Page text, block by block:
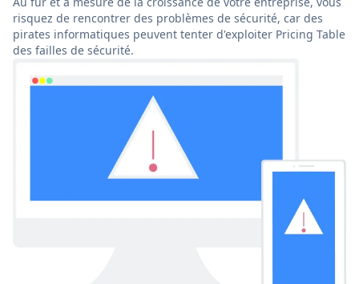
risquez de rencontrer des problèmes de sécurité, car des
pirates informatiques peuvent tenter d'exploiter Pricing Table
des failles de sécurité.